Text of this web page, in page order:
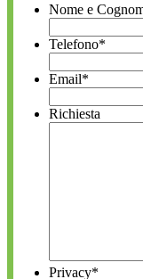
Nome e
Telefono*
Email*
Richiesta
Privacy*